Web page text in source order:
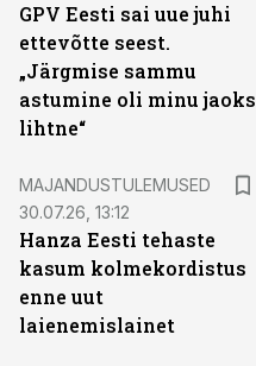
GPV Eesti sai uue juhi
ettevõtte seest.
„Järgmise sammu
astumine oli minu jaoks
lihtne“
MAJANDUSTULEMUSED
30.07.26, 13:12
Hanza Eesti tehaste
kasum kolmekordistus
enne uut
laienemislainet